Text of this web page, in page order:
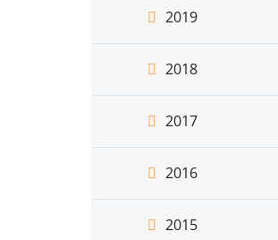
2019
2018
2017
2016
2015